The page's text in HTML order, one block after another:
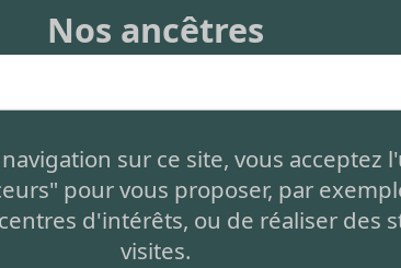
Nos ancêtres
sur ce site, vous acceptez
pour vous proposer, par
d'intérêts, ou de réaliser des
visites.
aucune restriction, simplement auto-
arbre partagé par tous et à compléter